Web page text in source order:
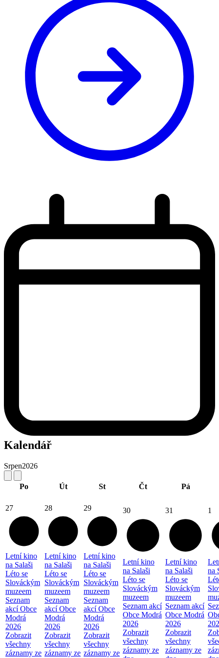
Kalendář
Srpen2026
Po Út St Čt Pá
27
Letní kino
na Salaši
Léto se
Slováckým
muzeem
Seznam
akcí Obce
Modrá
2026
Zobrazit
všechny
záznamy ze
28
Letní kino
na Salaši
Léto se
Slováckým
muzeem
Seznam
akcí Obce
Modrá
2026
Zobrazit
všechny
záznamy ze
29
Letní kino
na Salaši
Léto se
Slováckým
muzeem
Seznam
akcí Obce
Modrá
2026
Zobrazit
všechny
záznamy ze
30
Letní kino
na Salaši
Léto se
Slováckým
muzeem
Seznam akcí
Obce Modrá
2026
Zobrazit
všechny
záznamy ze
31
Letní kino
na Salaši
Léto se
Slováckým
muzeem
Seznam akcí
Obce Modrá
2026
Zobrazit
všechny
záznamy ze
1
na